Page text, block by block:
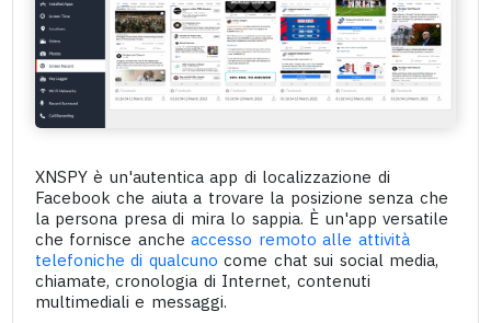
XNSPY è un'autentica app di localizzazione di
Facebook che aiuta a trovare la posizione senza che
la persona presa di mira lo sappia. È un'app versatile
che fornisce ancheaccesso remoto alle attività
telefoniche di qualcuno come chat sui social media,
chiamate, cronologia di Internet, contenuti
multimediali e messaggi.